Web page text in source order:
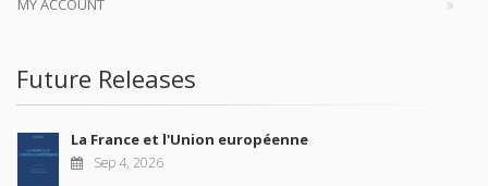
MY ACCOUNT
Future Releases
La France et l'Union européenne
Sep 4, 2026